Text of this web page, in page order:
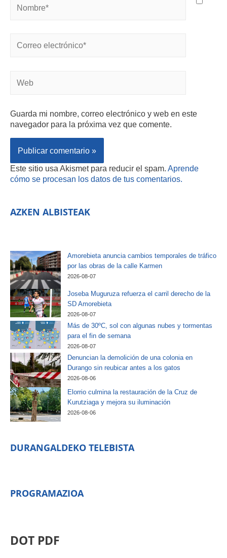
Guarda mi nombre, correo electrónico y web en este
navegador para la próxima vez que comente.
Este sitio usa Akismet para reducir el spam. Aprende
cómo se procesan los datos de tus comentarios.
AZKEN ALBISTEAK
Amorebieta anuncia cambios temporales de tráfico
por las obras de la calle Karmen
2026-08-07
Joseba Muguruza refuerza el carril derecho de la
SD Amorebieta
2026-08-07
Más de 30ºC, sol con algunas nubes y tormentas
para el fin de semana
2026-08-07
Denuncian la demolición de una colonia en
Durango sin reubicar antes a los gatos
2026-08-06
Elorrio culmina la restauración de la Cruz de
Kurutziaga y mejora su iluminación
2026-08-06
DURANGALDEKO TELEBISTA
PROGRAMAZIOA
DOT PDF